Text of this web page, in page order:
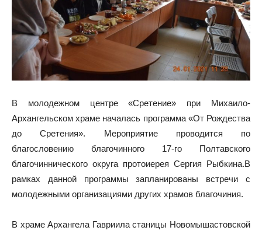
В молодежном центре «Сретение» при Михаило-
Архангельском храме началась программа «От Рождества
до Сретения». Мероприятие проводится по
благословению благочинного 17-го Полтавского
благочиннического округа протоиерея Сергия Рыбкина.В
рамках данной программы запланированы встречи с
молодежными организациями других храмов благочиния.
В храме Архангела Гавриила станицы Новомышастовской